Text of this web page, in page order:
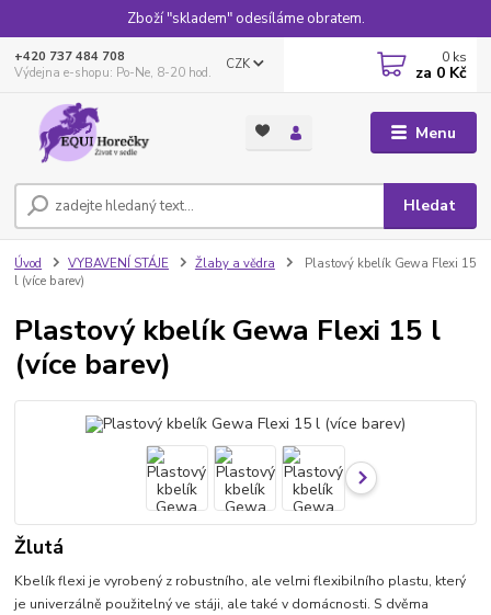
Zboží "skladem" odesíláme obratem.
Menu
CZK
Hledat
+420 737 484 708
Výdejna e-shopu: Po-Ne, 8-20 hod.
0 ks
za 0 Kč
Úvod VYBAVENÍ STÁJE Žlaby a vědra
Plastový kbelík Gewa Flexi 15
l (více barev)
Plastový kbelík Gewa Flexi 15 l
(více barev)
Žlutá
Kbelík flexi je vyrobený z robustního, ale velmi flexibilního plastu, který
je univerzálně použitelný ve stáji, ale také v domácnosti. S dvěma